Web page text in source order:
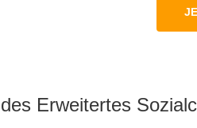
Erweitertes